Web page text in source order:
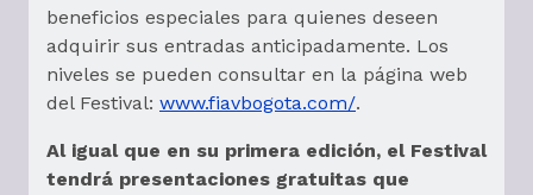
beneficios especiales para quienes deseen
adquirir sus entradas anticipadamente. Los
niveles se pueden consultar en la página web
del Festival: www.fiavbogota.com/.
Al igual que en su primera edición, el Festival
tendrá presentaciones gratuitas que